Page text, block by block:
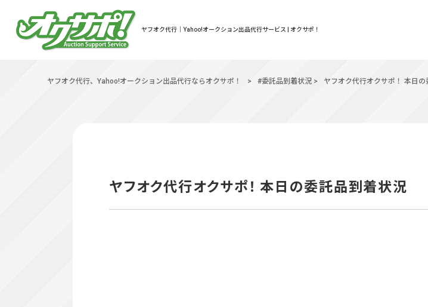
ヤフオク代行｜Yahoo!オークション出品代行サービス | オクサポ！
ヤフオク代行、Yahoo!オークション出品代行ならオクサポ！ > #委託品到着状況> ヤフオク代行オクサポ！ 本日
ヤフオク代行オクサポ！ 本日の委託品到着状況